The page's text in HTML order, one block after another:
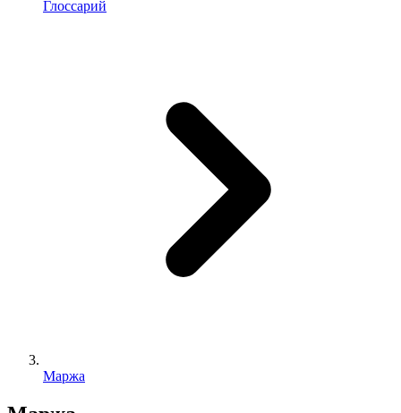
Глоссарий
Маржа